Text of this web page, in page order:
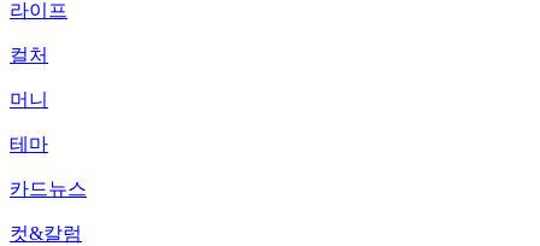
라이프
컬처
머니
테마
카드뉴스
컷&칼럼